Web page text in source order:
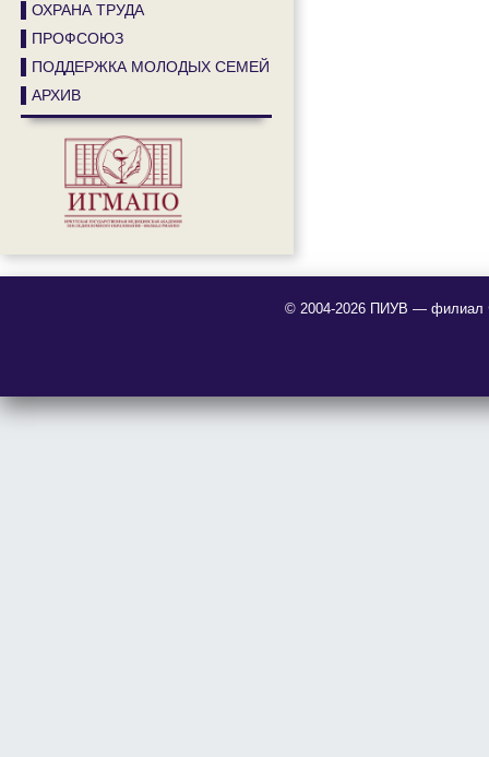
▌ОХРАНА ТРУДА
▌ПРОФСОЮЗ
▌ПОДДЕРЖКА МОЛОДЫХ СЕМЕЙ
▌АРХИВ
© 2004-2026 ПИУВ — филиал